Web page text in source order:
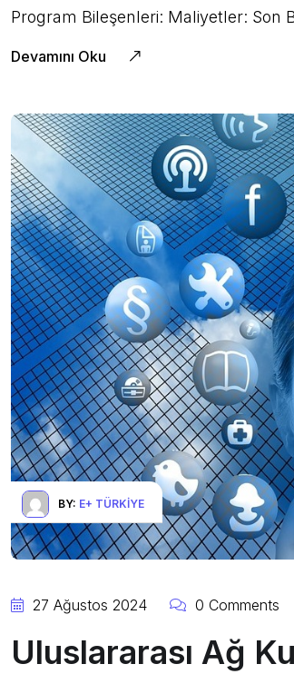
Program Bileşenleri: Maliyetler: Son
Devamını Oku
BY: E+ TÜRKIYE
27 Ağustos 2024 0 Comments
Uluslararası Ağ